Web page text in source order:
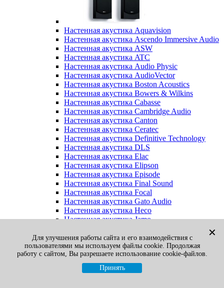
Настенная акустика Aquavision
Настенная акустика Ascendo Immersive Audio
Настенная акустика ASW
Настенная акустика ATC
Настенная акустика Audio Physic
Настенная акустика AudioVector
Настенная акустика Boston Acoustics
Настенная акустика Bowers & Wilkins
Настенная акустика Cabasse
Настенная акустика Cambridge Audio
Настенная акустика Canton
Настенная акустика Ceratec
Настенная акустика Definitive Technology
Настенная акустика DLS
Настенная акустика Elac
Настенная акустика Elipson
Настенная акустика Episode
Настенная акустика Final Sound
Настенная акустика Focal
Настенная акустика Gato Audio
Настенная акустика Heco
Настенная акустика Jamo
Настенная акустика Klipsch
Настенная акустика Legacy
Настенная акустика M&K Sound
Настенная акустика Martin Logan
Настенная акустика McIntosh
✕
Для улучшения работы сайта и его взаимодействия с
пользователями мы используем файлы cookie. Продолжая
работу с сайтом, Вы разрешаете использование cookie-файлов.
Принять